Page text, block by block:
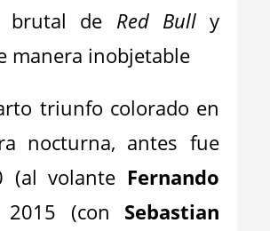
brutal de Red Bully
manera inobjetable
triunfo colorado en
nocturna, antes fue
(al volante Fernando
(con Sebastian